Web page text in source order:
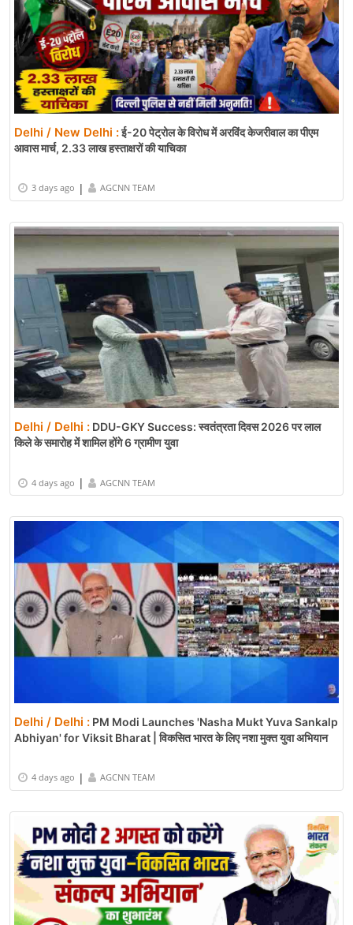
Delhi / New Delhi :ई-20 पेट्रोल के विरोध में अरविंद केजरीवाल का पीएम
आवास मार्च, 2.33 लाख हस्ताक्षरों की याचिका
3 days ago | AGCNN TEAM
Delhi / Delhi : DDU-GKY Success: स्वतंत्रता दिवस 2026 पर लाल
किले के समारोह में शामिल होंगे 6 ग्रामीण युवा
4 days ago | AGCNN TEAM
Delhi / Delhi : PM Modi Launches 'Nasha Mukt Yuva Sankalp
Abhiyan' for Viksit Bharat | विकसित भारत के लिए नशा मुक्त युवा अभियान
4 days ago | AGCNN TEAM